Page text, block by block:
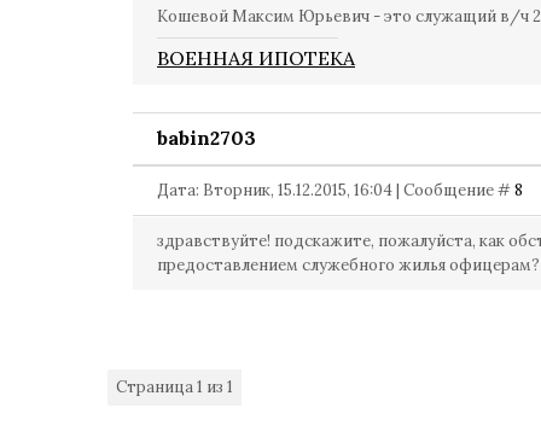
Кошевой Максим Юрьевич - это служащий в/ч
ВОЕННАЯ ИПОТЕКА
babin2703
Дата: Вторник, 15.12.2015, 16:04 | Сообщение #8
здравствуйте! подскажите, пожалуйста, как
предоставлением служебного жилья офицерам?
Страница1 из 1